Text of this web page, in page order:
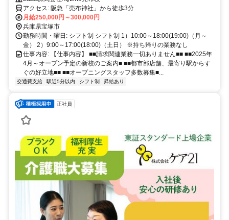
アクセス: 阪急「売布神社」から徒歩3分
月給250,000円～300,000円
兵庫県宝塚市
勤務時間・曜日: シフト制 シフト制 1）10:00～18:00(19:00)（月～
金） 2）9:00～17:00(18:00)（土日） ※持ち帰りの業務なし
仕事内容: 【仕事内容】 ■■請求関連業務一切ありません■■ ■■2025年
4月～オープン予定の新校のご案内■ ■■都市部店舗、最寄り駅からす
ぐの好立地■■ ■■オープニングスタッフ多数募集■...
交通費支給 駅近5分以内 シフト制 昇給あり
正社員